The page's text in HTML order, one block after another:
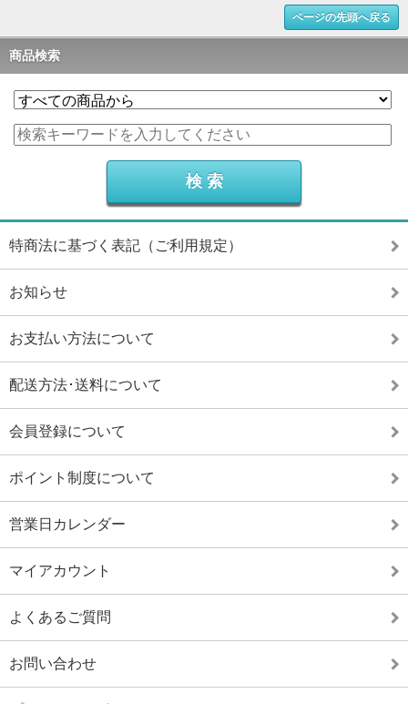
ページの先頭へ戻る
商品検索
特商法に基づく表記（ご利用規定）
お知らせ
お支払い方法について
配送方法･送料について
会員登録について
ポイント制度について
営業日カレンダー
マイアカウント
よくあるご質問
お問い合わせ